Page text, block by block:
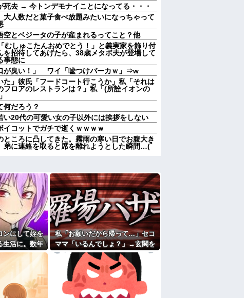
死去 → 今トンデモナイことになってる・・・
人数だと菓子食べ放題みたいになっちゃって
空とベジータの子が産まれるってこと？他
むしゅこたんおめでとう！」と義実家を飾り付
を招待してあげたら、38歳メタボ夫が登場して
事態に
が臭い！」 ワイ「嘘つけバーカｗ」⇒w
た」彼氏「フードコート行こうか」私「それは
フロアのレストランは？」私「(所詮イオンの
何だろう？
い20代の可愛い女の子以外には挨拶をしない
イコットでガチで逝くｗｗｗｗ
ところに凸してきた。霧雨の寒い日でお腹大き
弟に連絡を取ると席を離れようとした瞬間…(ﾟ
らかわれていた男子高校生、見かねた友人が
だよ」と参考書を読みながら淡々と話してた←
り、母がかけていた医療保険が100万お金がお
銭も渡す気なし。夫｢親として理解できない｣→
。コトメ「帰ってきてくれないなら放火する」
逮捕→心神喪失で僅か数ヶ月で釈放→生活保護
た
つもりでウトメと同居してたのに「早く出て
もウトメも納得して同居してるんだから干渉し
ッククーラー』使ったことあるか？
ンにして姪を
生活に。数年
に回ってき
私「お願いだから帰って…」セコ
ママ「いるんでしょ？」→玄関を
ガチャガチャされ、警察を呼ぶ事
態になって…